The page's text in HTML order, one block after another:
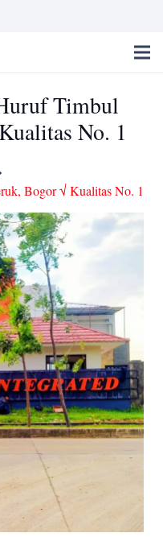
Timbul
No. 1
Bogor √ Kualitas No. 1